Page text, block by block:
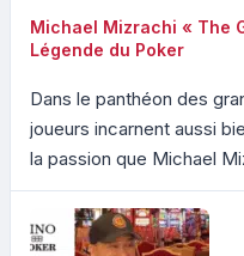
Michael Mizrachi « The
Légende du Poker
Dans le panthéon des
joueurs incarnent aussi
la passion que Michael